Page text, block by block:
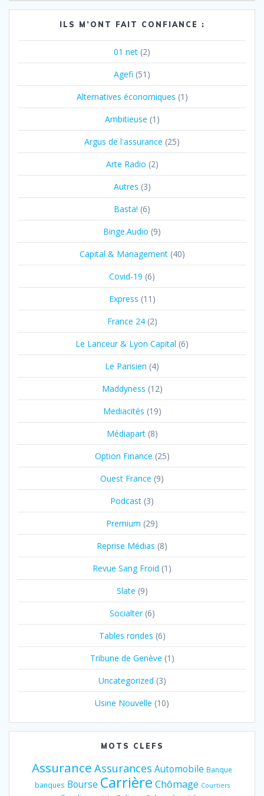
l’article
ILS M’ONT FAIT CONFIANCE :
01 net (2)
Agefi (51)
Alternatives économiques (1)
Ambitieuse (1)
Argus de l'assurance (25)
Arte Radio (2)
Autres (3)
Basta! (6)
Binge.Audio (9)
Capital & Management(40)
Covid-19 (6)
Express (11)
France 24(2)
Le Lanceur & Lyon Capital (6)
Le Parisien (4)
Maddyness (12)
Mediacités (19)
Médiapart(8)
Option Finance (25)
Ouest France (9)
Podcast (3)
Premium (29)
Reprise Médias (8)
Revue Sang Froid (1)
Slate (9)
Socialter(6)
Tables rondes (6)
Tribune de Genève (1)
Uncategorized (3)
Usine Nouvelle (10)
MOTS CLEFS
Assurance Assurances Automobile Banque
banques Bourse Carrière Chômage Courtiers